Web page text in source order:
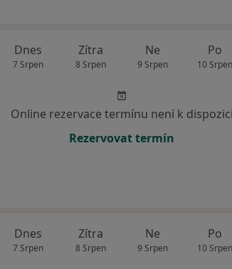
Dnes
7 Srpen
Zítra
8 Srpen
Ne
9 Srpen
Po
10 Srpen
Online rezervace termínu není k dispozici
Rezervovat termín
Dnes
7 Srpen
Zítra
8 Srpen
Ne
9 Srpen
Po
10 Srpen